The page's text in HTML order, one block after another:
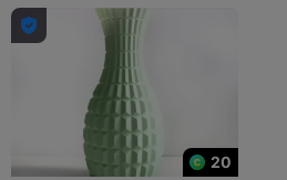
20
